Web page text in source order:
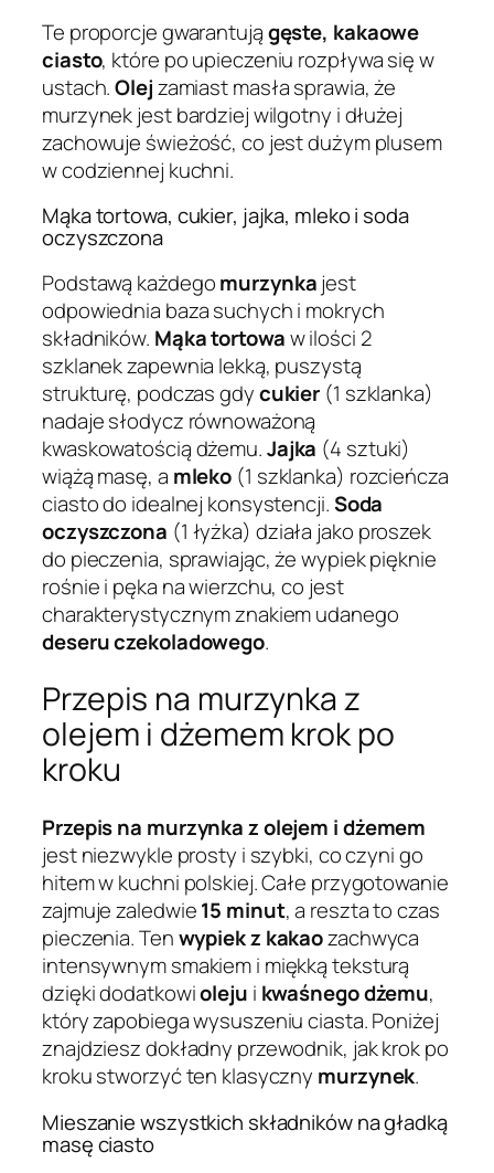
Te proporcje gwarantujągęste, kakaowe
ciasto, które po upieczeniu rozpływa się w
ustach.Olejzamiast masła sprawia, że
murzynek jest bardziej wilgotny i dłużej
zachowuje świeżość, co jest dużym plusem
w codziennej kuchni.
Mąka tortowa, cukier, jajka, mleko i soda
oczyszczona
Podstawą każdegomurzynkajest
odpowiednia baza suchych i mokrych
składników. Mąka tortowaw ilości 2
szklanek zapewnia lekką, puszystą
strukturę, podczas gdycukier (1 szklanka)
nadaje słodycz równoważoną
kwaskowatością dżemu.Jajka (4 sztuki)
wiążą masę, a mleko (1 szklanka) rozcieńcza
ciasto do idealnej konsystencji.Soda
oczyszczona (1 łyżka) działa jako proszek
do pieczenia, sprawiając, że wypiek pięknie
rośnie i pęka na wierzchu, co jest
charakterystycznym znakiem udanego
deseru czekoladowego.
Przepis na murzynka z
olejem i dżemem krok po
kroku
Przepis na murzynka z olejem i dżemem
jest niezwykle prosty i szybki, co czyni go
hitem w kuchni polskiej. Całe przygotowanie
zajmuje zaledwie15 minut, a reszta to czas
pieczenia. Tenwypiek z kakaozachwyca
intensywnym smakiem i miękką teksturą
dzięki dodatkowioleju i kwaśnego dżemu,
który zapobiega wysuszeniu ciasta. Poniżej
znajdziesz dokładny przewodnik, jak krok po
kroku stworzyć ten klasyczny murzynek.
Mieszanie wszystkich składników na gładką
masę ciasto